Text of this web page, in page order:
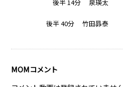
後半 14分 泉瑛太
後半 40分 竹田昴泰
MOMコメント